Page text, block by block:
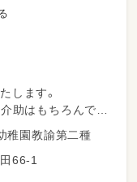
します。
助はもちろんです
ちゃで遊ぶことを
士 幼稚園教諭第一種 幼稚園教諭第二種
66-1